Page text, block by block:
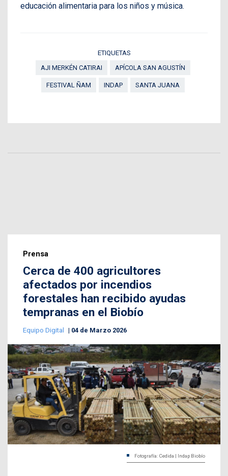
educación alimentaria para los niños y música.
ETIQUETAS
AJI MERKÉN CATIRAI
APÍCOLA SAN AGUSTÍN
FESTIVAL ÑAM INDAP SANTA JUANA
Prensa
Cerca de 400 agricultores
afectados por incendios
forestales han recibido ayudas
tempranas en el Biobío
Equipo Digital 04 de Marzo 2026
Fotografía: Cedida | Indap Biobío